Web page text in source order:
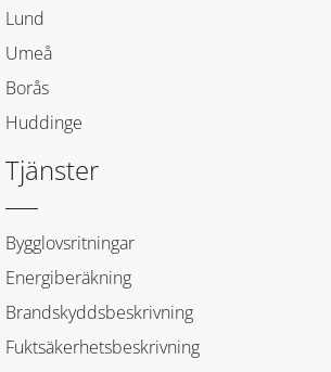
Lund
Umeå
Borås
Huddinge
Tjänster
Bygglovsritningar
Energiberäkning
Brandskyddsbeskrivning
Fuktsäkerhetsbeskrivning